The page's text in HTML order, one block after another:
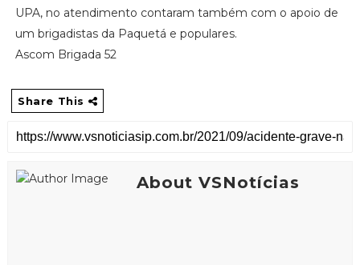
UPA, no atendimento contaram também com o apoio de
um brigadistas da Paquetá e populares.
Ascom Brigada 52
Share This
About VSNotícias